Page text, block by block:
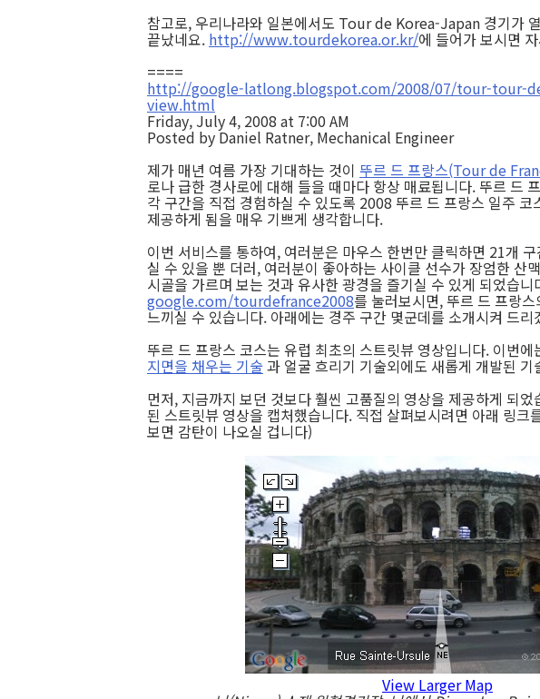
참고로, 우리나라와 일본에서도 Tour de Korea-Japan 경기가
끝났네요. http://www.tourdekorea.or.kr/에 들어가 보시면
====
http://google-latlong.blogspot.com/2008/07/tour-tour-
view.html
Friday, July 4, 2008 at 7:00 AM
Posted by Daniel Ratner, Mechanical Engineer
제가 매년 여름 가장 기대하는 것이 뚜르 드 프랑스(Tour de
로나 급한 경사로에 대해 들을 때마다 항상 매료됩니다. 뚜르 드
각 구간을 직접 경험하실 수 있도록 2008 뚜르 드 프랑스 일주
제공하게 됨을 매우 기쁘게 생각합니다.
이번 서비스를 통하여, 여러분은 마우스 한번만 클릭하면 21개
실 수 있을 뿐 더러, 여러분이 좋아하는 사이클 선수가 장엄한 산
시골을 가르며 보는 것과 유사한 광경을 즐기실 수 있게 되었습니
google.com/tourdefrance2008를 눌러보시면, 뚜르 드 프랑
느끼실 수 있습니다. 아래에는 경주 구간 몇군데를 소개시켜 드리
뚜르 드 프랑스 코스는 유럽 최초의 스트릿뷰 영상입니다. 이번
지면을 채우는 기술과 얼굴 흐리기 기술외에도 새롭게 개발된
먼저, 지금까지 보던 것보다 훨씬 고품질의 영상을 제공하게 되
된 스트릿뷰 영상을 캡처했습니다. 직접 살펴보시려면 아래 링크
보면 감탄이 나오실 겁니다)
View Larger Map